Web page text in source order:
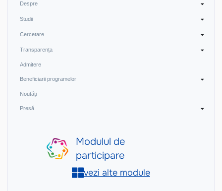
Despre
Studii
Cercetare
Transparența
Admitere
Beneficiarii programelor
Noutăți
Presă